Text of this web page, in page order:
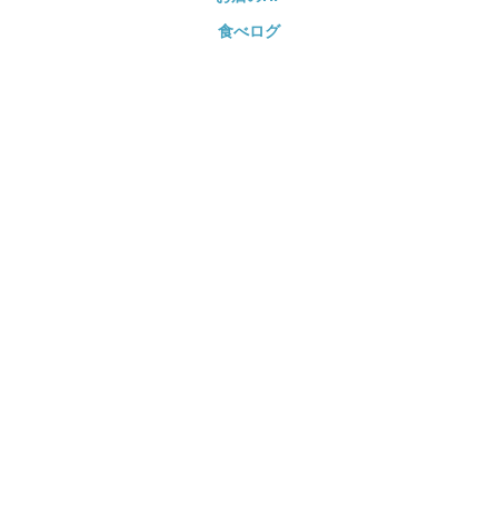
食べログ